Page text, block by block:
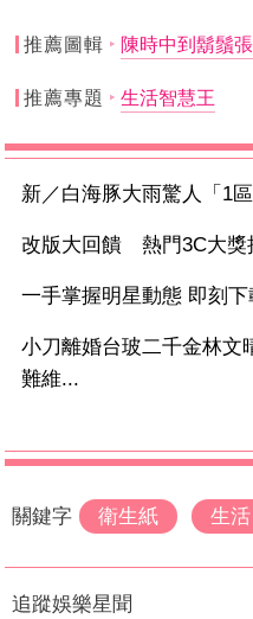
推薦圖輯 陳時中到鬍鬚
推薦專題 生活智慧王
新／白海豚大雨驚人「1
改版大回饋 熱門3C大獎
一手掌握明星動態 即刻
小刀離婚台玻二千金林
難維...
關鍵字 衛生紙 生活
追蹤娛樂星聞